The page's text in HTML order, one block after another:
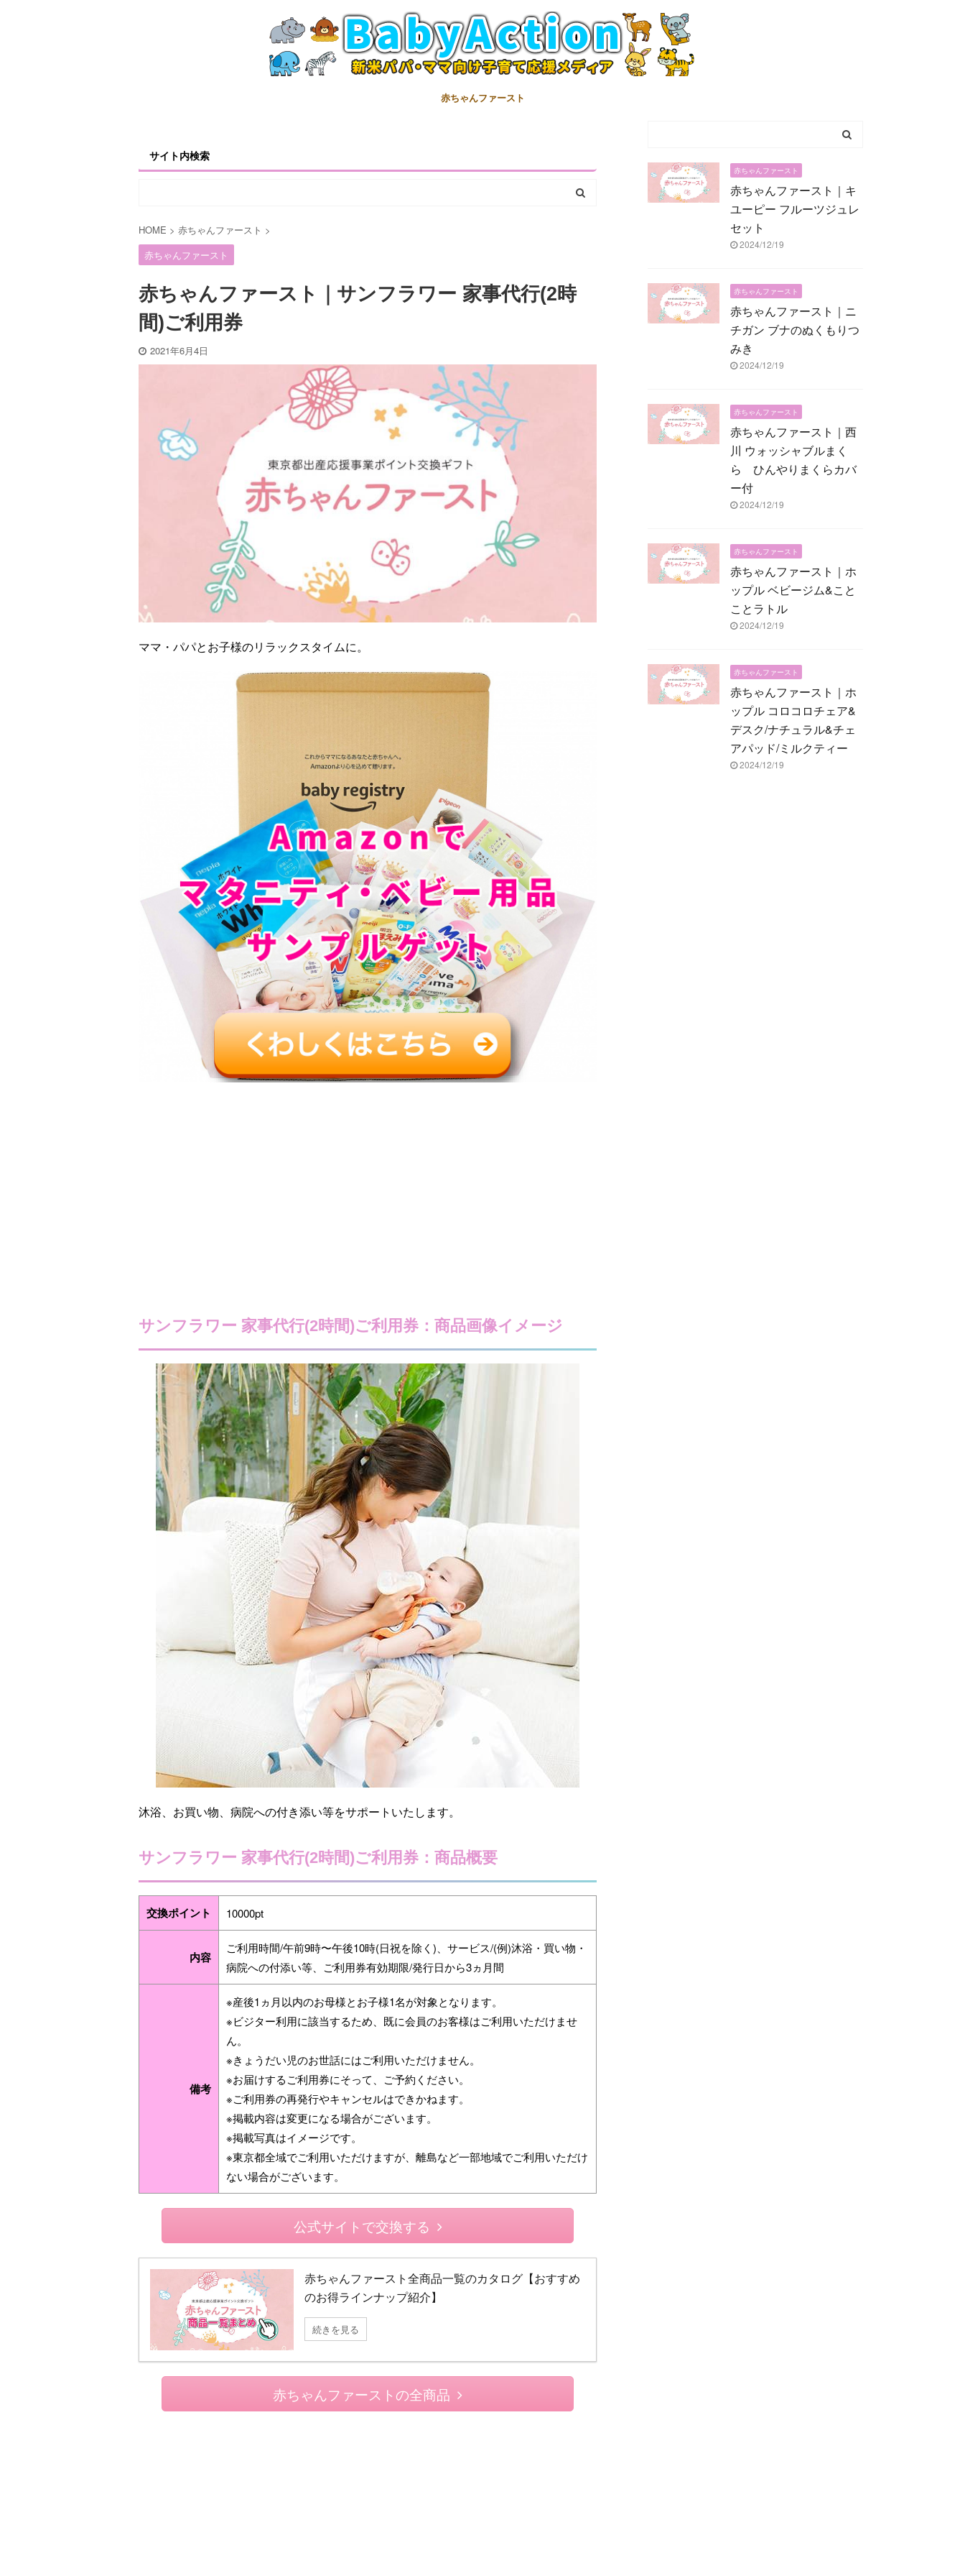
赤ちゃんファースト
サイト内検索
HOME > 赤ちゃんファースト >
赤ちゃんファースト
赤ちゃんファースト｜サンフラワー 家事代行(2時
間)ご利用券
2021年6月4日
ママ・パパとお子様のリラックスタイムに。
サンフラワー 家事代行(2時間)ご利用券：商品画像イメージ
沐浴、お買い物、病院への付き添い等をサポートいたします。
サンフラワー 家事代行(2時間)ご利用券：商品概要
交換ポイント 10000pt
内容
ご利用時間/午前9時〜午後10時(日祝を除く)、サービス/(例)沐浴・買い物・
病院への付添い等、ご利用券有効期限/発行日から3ヵ月間
備考
※産後1ヵ月以内のお母様とお子様1名が対象となります。
※ビジター利用に該当するため、既に会員のお客様はご利用いただけませ
ん。
※きょうだい児のお世話にはご利用いただけません。
※お届けするご利用券にそって、ご予約ください。
※ご利用券の再発行やキャンセルはできかねます。
※掲載内容は変更になる場合がございます。
※掲載写真はイメージです。
※東京都全域でご利用いただけますが、離島など一部地域でご利用いただけ
ない場合がございます。
公式サイトで交換する
赤ちゃんファースト全商品一覧のカタログ【おすすめ
のお得ラインナップ紹介】
続きを見る
赤ちゃんファーストの全商品
赤ちゃんファースト
赤ちゃんファースト｜キ
ユーピー フルーツジュレ
セット
2024/12/19
赤ちゃんファースト
赤ちゃんファースト｜ニ
チガン ブナのぬくもりつ
みき
2024/12/19
赤ちゃんファースト
赤ちゃんファースト｜西
川 ウォッシャブルまく
ら ひんやりまくらカバ
ー付
2024/12/19
赤ちゃんファースト
赤ちゃんファースト｜ホ
ップル ベビージム&こと
ことラトル
2024/12/19
赤ちゃんファースト
赤ちゃんファースト｜ホ
ップル コロコロチェア&
デスク/ナチュラル&チェ
アパッド/ミルクティー
2024/12/19